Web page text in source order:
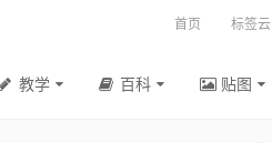
首页 标签云
教学 百科 贴图